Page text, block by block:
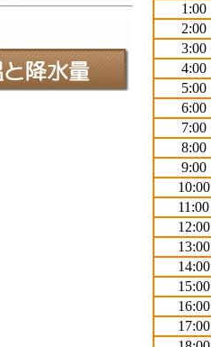
1:00
2:00
3:00
4:00
5:00
6:00
7:00
8:00
9:00
10:00
11:00
12:00
13:00
14:00
15:00
16:00
17:00